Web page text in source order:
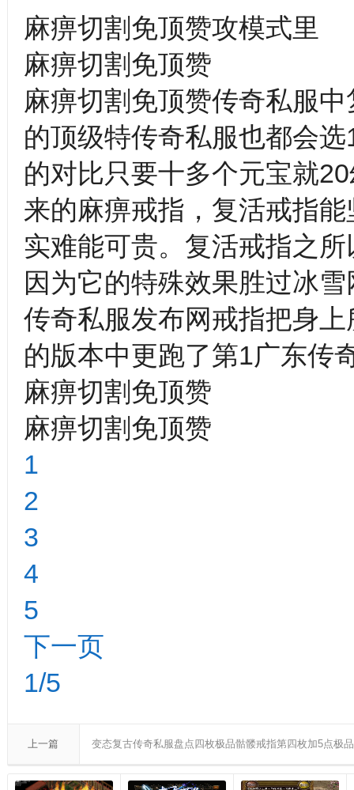
麻痹切割免顶赞攻模式里
麻痹切割免顶赞
麻痹切割免顶赞传奇私服
的顶级特传奇私服也都会
的对比只要十多个元宝就
来的麻痹戒指，复活戒指
实难能可贵。复活戒指之
因为它的特殊效果胜过冰
传奇私服发布网戒指把身
的版本中更跑了第1广东传
麻痹切割免顶赞
麻痹切割免顶赞
1
2
3
4
5
下一页
1/5
上一篇 变态复古传奇私服盘点四枚极品骷髅戒指第四枚加5点极